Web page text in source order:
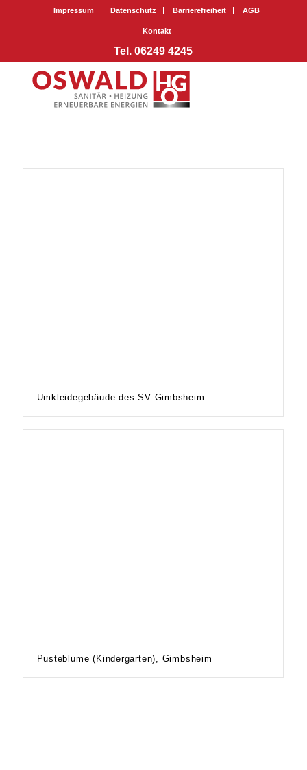
Impressum Datenschutz Barrierefreiheit AGB
Kontakt
Tel. 06249 4245
Umkleidegebäude des SV Gimbsheim
Pusteblume (Kindergarten), Gimbsheim